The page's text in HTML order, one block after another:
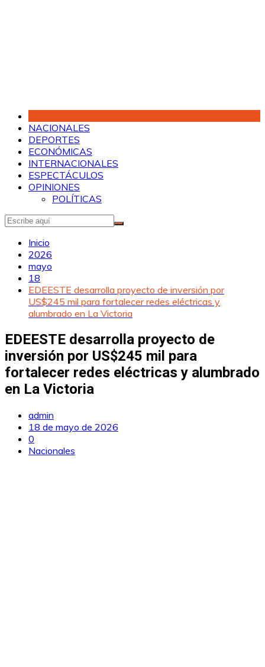
NACIONALES
DEPORTES
ECONÓMICAS
INTERNACIONALES
ESPECTÁCULOS
OPINIONES
POLÍTICAS
Inicio
2026
mayo
18
EDEESTE desarrolla proyecto de inversión por
US$245 mil para fortalecer redes eléctricas y
alumbrado en La Victoria
EDEESTE desarrolla proyecto de
inversión por US$245 mil para
fortalecer redes eléctricas y alumbrado
en La Victoria
admin
18 de mayo de 2026
0
Nacionales